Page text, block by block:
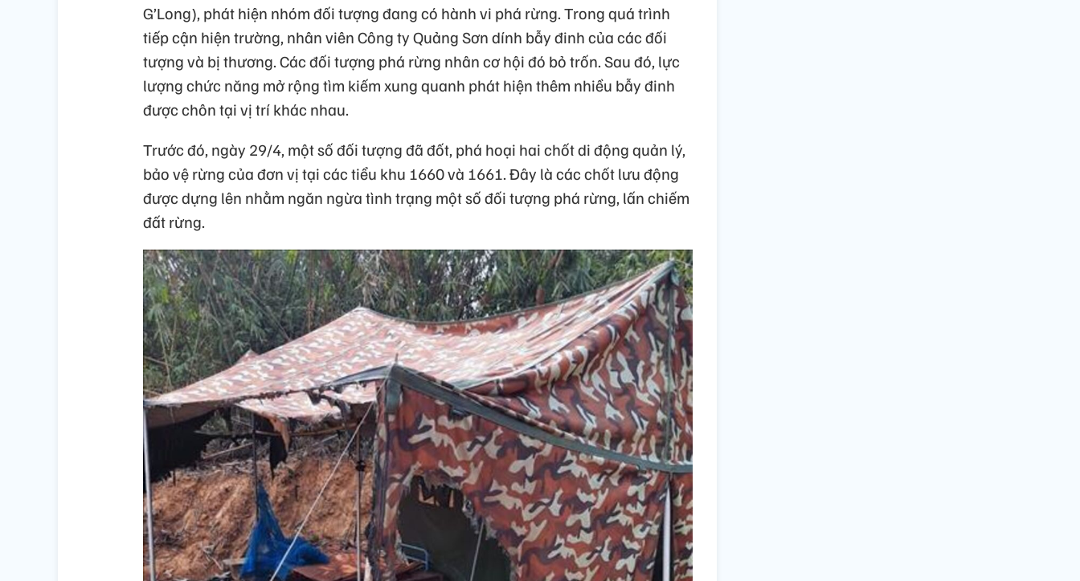
G’Long), phát hiện nhóm đối tượng đang có hành vi phá rừng. Trong quá trình
tiếp cận hiện trường, nhân viên Công ty Quảng Sơn dính bẫy đinh của các đối
tượng và bị thương. Các đối tượng phá rừng nhân cơ hội đó bỏ trốn. Sau đó, lực
lượng chức năng mở rộng tìm kiếm xung quanh phát hiện thêm nhiều bẫy đinh
được chôn tại vị trí khác nhau.
Trước đó, ngày 29/4, một số đối tượng đã đốt, phá hoại hai chốt di động quản lý,
bảo vệ rừng của đơn vị tại các tiểu khu 1660 và 1661. Đây là các chốt lưu động
được dựng lên nhằm ngăn ngừa tình trạng một số đối tượng phá rừng, lấn chiếm
đất rừng.